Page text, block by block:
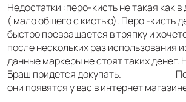
Недостатки :перо-кисть не такая как в
( мало общего с кистью). Перо -кисть
быстро превращается в тряпку и
после нескольких раз использования
данные маркеры не стоят таких денег.
Браш придется докупать.
они появятся у вас в интернет